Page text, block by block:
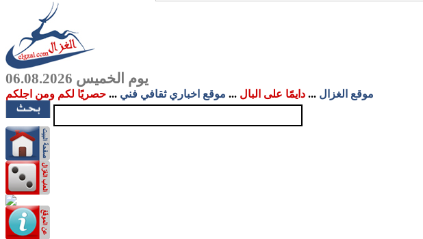
يوم الخميس 06.08.2026
موقع الغزال ... دايمًا على البال ... موقع اخباري ثقافي فني ... حصريًا لكم ومن اجلكم